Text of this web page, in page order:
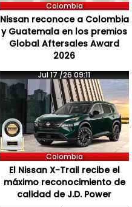
Colombia
Nissan reconoce a Colombia
y Guatemala en los premios
Global Aftersales Award
2026
Jul 17 /26 09:11
Colombia
El Nissan X-Trail recibe el
máximo reconocimiento de
calidad de J.D. Power